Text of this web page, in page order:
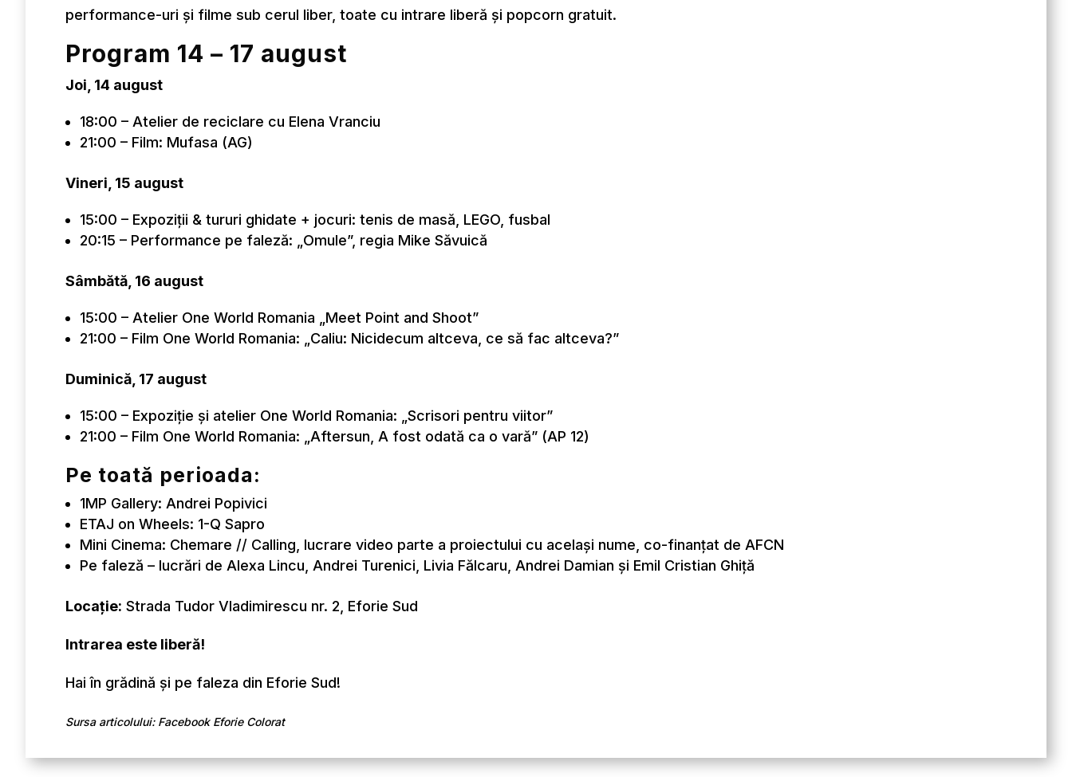
performance-uri și filme sub cerul liber, toate cu intrare liberă și popcorn gratuit.
Program 14 – 17 august
Joi, 14 august
18:00 – Atelier de reciclare cu Elena Vranciu
21:00 – Film: Mufasa (AG)
Vineri, 15 august
15:00 – Expoziții & tururi ghidate + jocuri: tenis de masă, LEGO, fusbal
20:15 – Performance pe faleză: „Omule”, regia Mike Săvuică
Sâmbătă, 16 august
15:00 – Atelier One World Romania „Meet Point and Shoot”
21:00 – Film One World Romania: „Caliu: Nicidecum altceva, ce să fac altceva?”
Duminică, 17 august
15:00 – Expoziție și atelier One World Romania: „Scrisori pentru viitor”
21:00 – Film One World Romania: „Aftersun, A fost odată ca o vară” (AP 12)
Pe toată perioada:
1MP Gallery: Andrei Popivici
ETAJ on Wheels: 1-Q Sapro
Mini Cinema: Chemare // Calling, lucrare video parte a proiectului cu același nume, co-finanțat de AFCN
Pe faleză – lucrări de Alexa Lincu, Andrei Turenici, Livia Fălcaru, Andrei Damian și Emil Cristian Ghiță
Locație: Strada Tudor Vladimirescu nr. 2, Eforie Sud
Intrarea este liberă!
Hai în grădină și pe faleza din Eforie Sud!
Sursa articolului: Facebook Eforie Colorat